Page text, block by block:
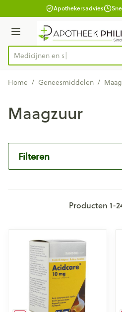
Ga naar de inhoudApothekersadvies
Menu
Product, merk, categorie...
Home / Geneesmiddelen /
Maagzuur
Filteren
Producten 1-